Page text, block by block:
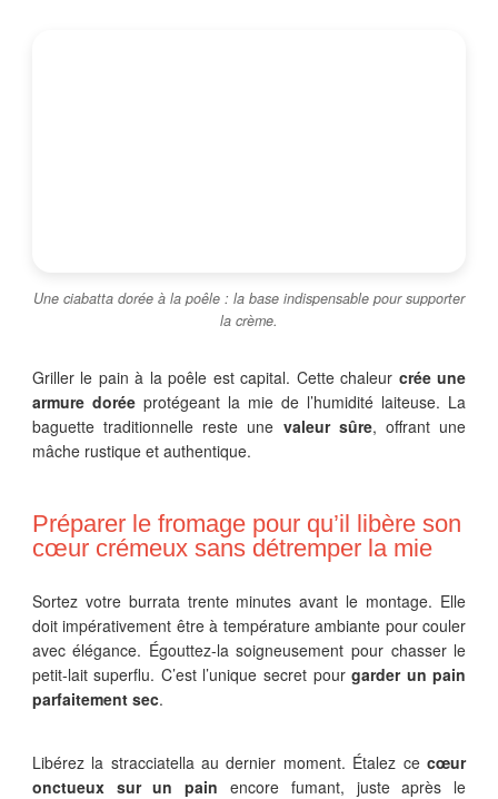
Une ciabatta dorée à la poêle : la base indispensable pour supporter
la crème.
Griller le pain à la poêle est capital. Cette chaleur crée une
armure doréeprotégeant la mie de l’humidité laiteuse. La
baguette traditionnelle reste une valeur sûre, offrant une
mâche rustique et authentique.
Préparer le fromage pour qu’il libère son
cœur crémeux sans détremper la mie
Sortez votre burrata trente minutes avant le montage. Elle
doit impérativement être à température ambiante pour couler
avec élégance. Égouttez-la soigneusement pour chasser le
petit-lait superflu. C’est l’unique secret pourgarder un pain
parfaitement sec.
Libérez la stracciatella au dernier moment. Étalez cecœur
onctueux sur un pain encore fumant, juste après le